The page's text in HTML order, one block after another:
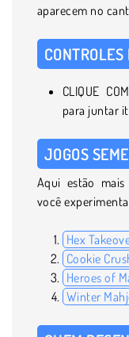
aparecem no
CONTROLES
CLIQUE
para juntar
JOGOS
Aqui estão
você
Hex
Cookie
Heroes of
Winter